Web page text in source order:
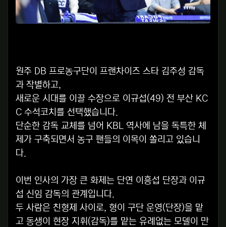
원주 DB 프로농구단이 프랜차이즈 스타 김주성 감독
과 작별하고,
새로운 시대를 이끌 수장으로 이규섭(49) 전 부산 KC
C 수석코치를 선택했습니다.
단순한 감독 교체를 넘어 KBL 역사에 남을 독특한 체
제가 구축되면서 농구 팬들의 이목이 쏠리고 있습니
다.
이번 인사의 가장 큰 화제는 단연 이흥섭 단장과 이규
섭 신임 감독의 관계입니다.
두 사람은 친형제 사이로, 형이 구단 운영(단장)을 맡
고 동생이 현장 지휘(감독)를 맡는 유례없는 모델이 만